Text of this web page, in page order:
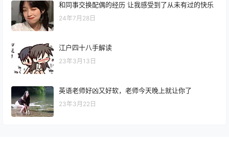
和同事交换配偶的经历 让我感受到了从未有过的快乐
24年7月28日
江户四十八手解读
23年3月13日
英语老师好凶又好软，老师今天晚上就让你了
23年3月22日